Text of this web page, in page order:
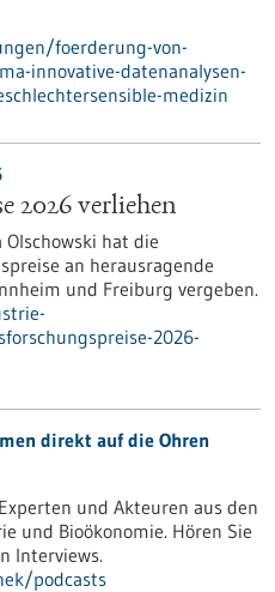
foerderung-von-
innovative-datenanalysen-
medizin
2026 verliehen
hat die
an herausragende
und Freiburg vergeben.
2026-
direkt auf die Ohren
und Akteuren aus den
und Bioökonomie. Hören Sie
Interviews.
podcasts